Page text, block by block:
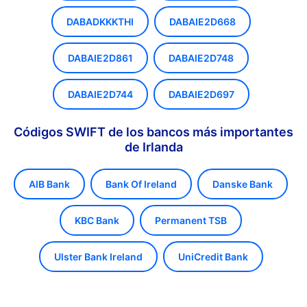
DABADKKKTHI DABAIE2D668
DABAIE2D861 DABAIE2D748
DABAIE2D744 DABAIE2D697
Códigos SWIFT de los bancos más importantes
de Irlanda
AIB Bank Bank Of Ireland Danske Bank
KBC Bank Permanent TSB
Ulster Bank Ireland UniCredit Bank